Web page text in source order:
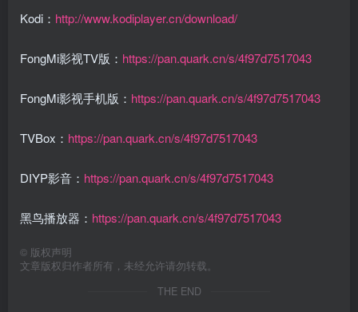
Kodi： http://www.kodiplayer.cn/download/
FongMi影视TV版： https://pan.quark.cn/s/4f97d7517043
FongMi影视手机版： https://pan.quark.cn/s/4f97d7517043
TVBox： https://pan.quark.cn/s/4f97d7517043
DIYP影音： https://pan.quark.cn/s/4f97d7517043
黑鸟播放器： https://pan.quark.cn/s/4f97d7517043
© 版权声明
文章版权归作者所有，未经允许请勿转载。
THE END